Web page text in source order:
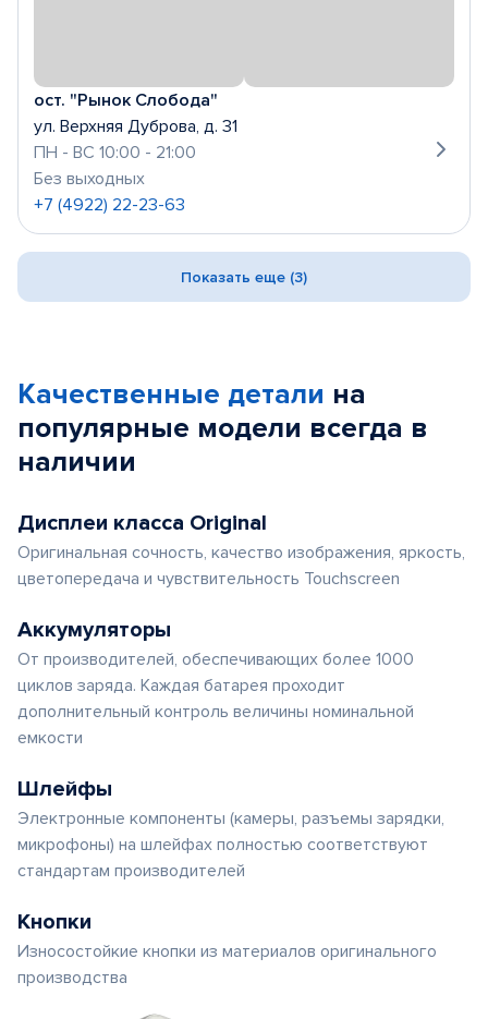
ост. "Рынок Слобода"
ул. Верхняя Дуброва, д. 31
ПН - ВС 10:00 - 21:00
Без выходных
+7 (4922) 22-23-63
Показать еще (3)
Качественные детали на
популярные модели всегда в
наличии
Дисплеи класса Original
Оригинальная сочность, качество изображения, яркость,
цветопередача и чувствительность Touchscreen
Аккумуляторы
От производителей, обеспечивающих более 1000
циклов заряда. Каждая батарея проходит
дополнительный контроль величины номинальной
емкости
Шлейфы
Электронные компоненты (камеры, разъемы зарядки,
микрофоны) на шлейфах полностью соответствуют
стандартам производителей
Кнопки
Износостойкие кнопки из материалов оригинального
производства